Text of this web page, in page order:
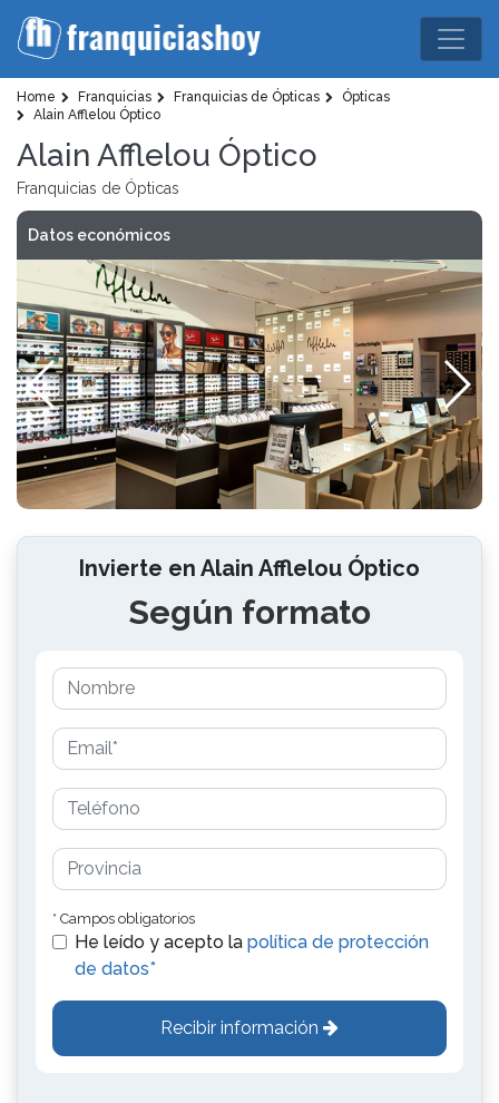
Home Franquicias Franquicias de Ópticas
Ópticas
Alain Afflelou Óptico
Alain Afflelou Óptico
Franquicias de Ópticas
Datos económicos
Invierte en Alain Afflelou Óptico
Según formato
* Campos obligatorios
He leído y acepto la política de protección
de datos*
Recibir información